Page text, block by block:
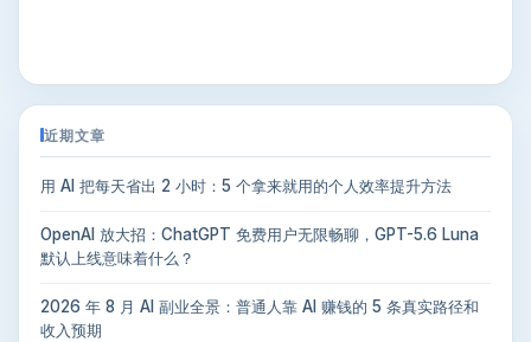
近期文章
用 AI 把每天省出 2 小时：5 个拿来就用的个人效率提升方法
OpenAI 放大招：ChatGPT 免费用户无限畅聊，GPT-5.6 Luna
默认上线意味着什么？
2026 年 8 月 AI 副业全景：普通人靠 AI 赚钱的 5 条真实路径和
收入预期